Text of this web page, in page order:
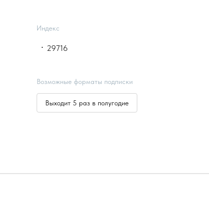
Индекс
29716
Возможные форматы подписки
Выходит 5 раз в полугодие